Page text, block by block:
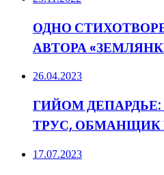
ОДНО
АВТОРА
26.04.2023
ГИЙОМ
ТРУС, ОБМАНЩИК
17.07.2023